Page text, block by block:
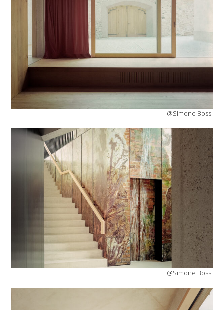
@Simone Bossi
@Simone Bossi